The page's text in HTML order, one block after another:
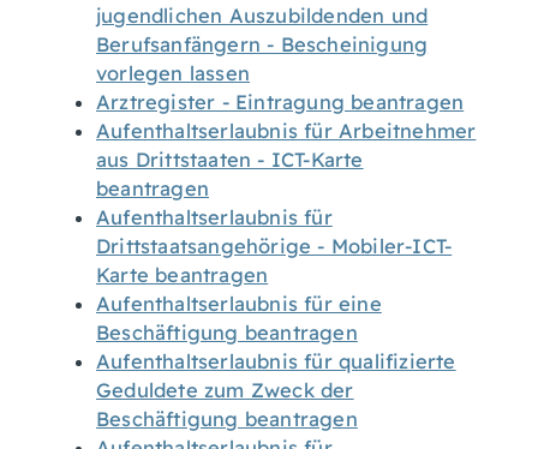
jugendlichen Auszubildenden und
Berufsanfängern - Bescheinigung
vorlegen lassen
Arztregister - Eintragung beantragen
Aufenthaltserlaubnis für Arbeitnehmer
aus Drittstaaten - ICT-Karte
beantragen
Aufenthaltserlaubnis für
Drittstaatsangehörige - Mobiler-ICT-
Karte beantragen
Aufenthaltserlaubnis für eine
Beschäftigung beantragen
Aufenthaltserlaubnis für qualifizierte
Geduldete zum Zweck der
Beschäftigung beantragen